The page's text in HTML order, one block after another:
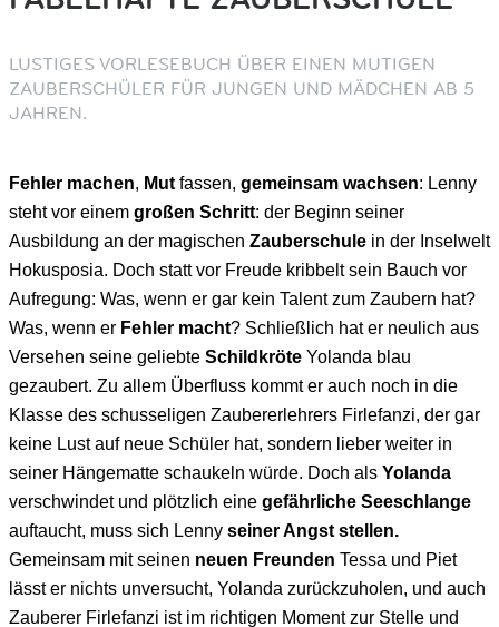
LUSTIGES VORLESEBUCH ÜBER EINEN MUTIGEN
ZAUBERSCHÜLER FÜR JUNGEN UND MÄDCHEN AB 5
JAHREN.
Fehler machen, Mut fassen, gemeinsam wachsen: Lenny
steht vor einem großen Schritt: der Beginn seiner
Ausbildung an der magischen Zauberschule in der Inselwelt
Hokusposia. Doch statt vor Freude kribbelt sein Bauch vor
Aufregung: Was, wenn er gar kein Talent zum Zaubern hat?
Was, wenn er Fehler macht? Schließlich hat er neulich aus
Versehen seine geliebte Schildkröte Yolanda blau
gezaubert. Zu allem Überfluss kommt er auch noch in die
Klasse des schusseligen Zaubererlehrers Firlefanzi, der gar
keine Lust auf neue Schüler hat, sondern lieber weiter in
seiner Hängematte schaukeln würde. Doch als Yolanda
verschwindet und plötzlich eine gefährliche Seeschlange
auftaucht, muss sich Lenny seiner Angst stellen.
Gemeinsam mit seinen neuen Freunden Tessa und Piet
lässt er nichts unversucht, Yolanda zurückzuholen, und auch
Zauberer Firlefanzi ist im richtigen Moment zur Stelle und